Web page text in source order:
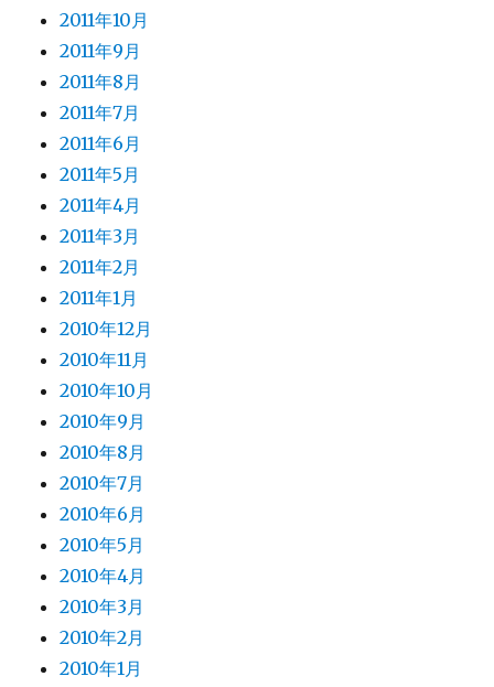
2011年10月
2011年9月
2011年8月
2011年7月
2011年6月
2011年5月
2011年4月
2011年3月
2011年2月
2011年1月
2010年12月
2010年11月
2010年10月
2010年9月
2010年8月
2010年7月
2010年6月
2010年5月
2010年4月
2010年3月
2010年2月
2010年1月